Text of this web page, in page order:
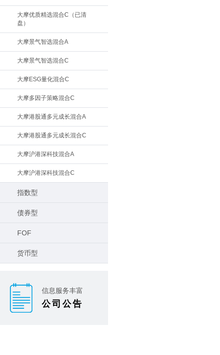
大摩优质精选混合C（已清
盘）
大摩景气智选混合A
大摩景气智选混合C
大摩ESG量化混合C
大摩多因子策略混合C
大摩港股通多元成长混合A
大摩港股通多元成长混合C
大摩沪港深科技混合A
大摩沪港深科技混合C
指数型
债券型
FOF
货币型
信息服务丰富
公司公告